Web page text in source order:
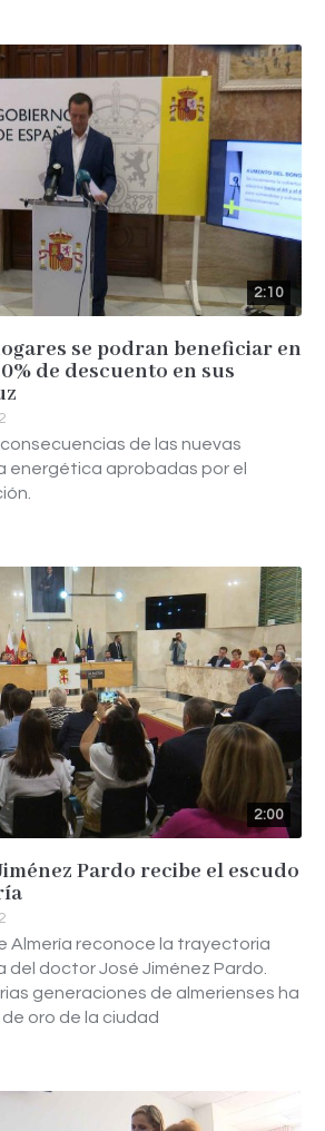
2:10
se podran beneficiar en
de descuento en sus
de las nuevas
energética aprobadas por el
2:00
Pardo recibe el escudo
Almería reconoce la trayectoria
del doctor José Jiménez Pardo.
generaciones de almerienses ha
oro de la ciudad